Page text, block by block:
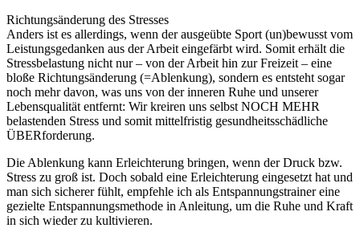
Richtungsänderung des Stresses
Anders ist es allerdings, wenn der ausgeübte Sport (un)bewusst vom
Leistungsgedanken aus der Arbeit eingefärbt wird. Somit erhält die
Stressbelastung nicht nur – von der Arbeit hin zur Freizeit – eine
bloße Richtungsänderung (=Ablenkung), sondern es entsteht sogar
noch mehr davon, was uns von der inneren Ruhe und unserer
Lebensqualität entfernt: Wir kreiren uns selbst NOCH MEHR
belastenden Stress und somit mittelfristig gesundheitsschädliche
ÜBERforderung.
Die Ablenkung kann Erleichterung bringen, wenn der Druck bzw.
Stress zu groß ist. Doch sobald eine Erleichterung eingesetzt hat und
man sich sicherer fühlt, empfehle ich als Entspannungstrainer eine
gezielte Entspannungsmethode in Anleitung, um die Ruhe und Kraft
in sich wieder zu kultivieren.